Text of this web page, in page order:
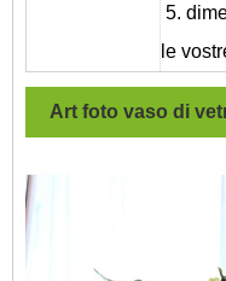
5.
le
Art foto vaso di